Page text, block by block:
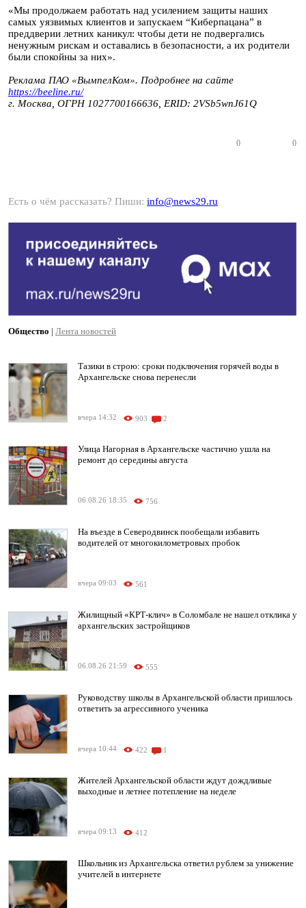
«Мы продолжаем работать над усилением защиты наших
самых уязвимых клиентов и запускаем “Киберпацана” в
преддверии летних каникул: чтобы дети не подвергались
ненужным рискам и оставались в безопасности, а их родители
были спокойны за них».
Реклама ПАО «ВымпелКом». Подробнее на сайте
https://beeline.ru/
г. Москва, ОГРН 1027700166636, ERID: 2VSb5wnJ61Q
0 0
Есть о чём рассказать? Пиши: info@news29.ru
Общество | Лента новостей
Тазики в строю: сроки подключения горячей воды в
Архангельске снова перенесли
вчера 14:32 903 2
Улица Нагорная в Архангельске частично ушла на
ремонт до середины августа
06.08.26 18:35 756
На въезде в Северодвинск пообещали избавить
водителей от многокилометровых пробок
вчера 09:03 561
Жилищный «КРТ-клич» в Соломбале не нашел отклика у
архангельских застройщиков
06.08.26 21:59 555
Руководству школы в Архангельской области пришлось
ответить за агрессивного ученика
вчера 10:44 422 1
Жителей Архангельской области ждут дождливые
выходные и летнее потепление на неделе
вчера 09:13 412
Школьник из Архангельска ответил рублем за унижение
учителей в интернете